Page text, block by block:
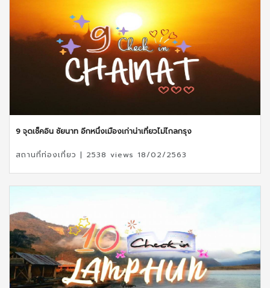
9 จุดเช็คอิน ชัยนาท อีกหนึ่งเมืองเก่าน่าเที่ยวไม่ไกลกรุง
สถานที่ท่องเที่ยว | 2538 views 18/02/2563